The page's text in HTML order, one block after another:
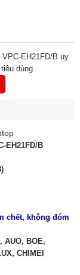
EH21FD/B uy
dùng.
EH21FD/B
chết, không đóm
AUO, BOE,
CHIMEI